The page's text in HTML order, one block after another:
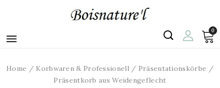

0
Home Korbwaren & Professionell
Präsentationskörbe
Präsentkorb aus Weidengeflecht